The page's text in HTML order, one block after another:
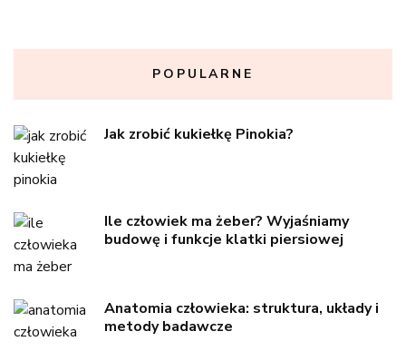
POPULARNE
Jak zrobić kukiełkę Pinokia?
Ile człowiek ma żeber? Wyjaśniamy
budowę i funkcje klatki piersiowej
Anatomia człowieka: struktura, układy i
metody badawcze